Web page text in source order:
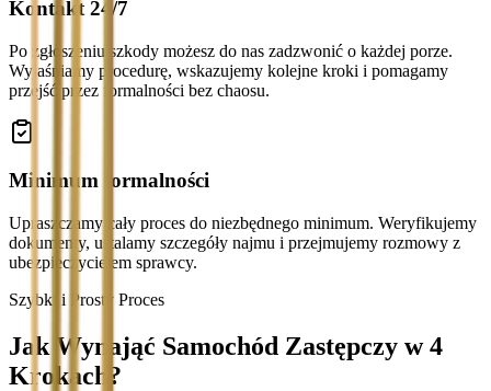
Kontakt 24/7
Po zgłoszeniu szkody możesz do nas zadzwonić o każdej porze.
Wyjaśniamy procedurę, wskazujemy kolejne kroki i pomagamy
przejść przez formalności bez chaosu.
Minimum formalności
Upraszczamy cały proces do niezbędnego minimum. Weryfikujemy
dokumenty, ustalamy szczegóły najmu i przejmujemy rozmowy z
ubezpieczycielem sprawcy.
Szybki i Prosty Proces
Jak Wynająć Samochód Zastępczy w 4
Krokach?